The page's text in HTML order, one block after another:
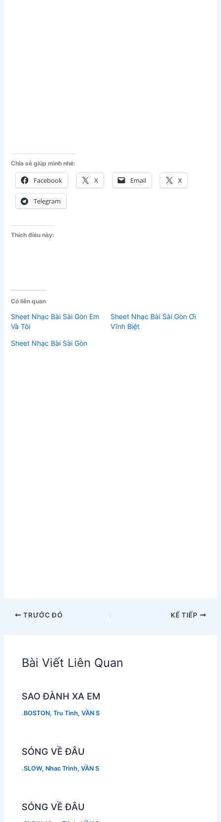
Chia sẻ giúp mình nhé:
Facebook X Email X
Telegram
Thích điều này:
Có liên quan
Sheet Nhạc Bài Sài Gòn Em
Và Tôi
Sheet Nhạc Bài Sài Gòn Ơi
Vĩnh Biệt
Sheet Nhạc Bài Sài Gòn
TRƯỚC ĐÓ KẾ TIẾP
Bài Viết Liên Quan
SAO ĐÀNH XA EM
.BOSTON,Tru Tinh,VẦN S
SÓNG VỀ ĐÂU
.SLOW, Nhac Trinh,VẦN S
SÓNG VỀ ĐÂU